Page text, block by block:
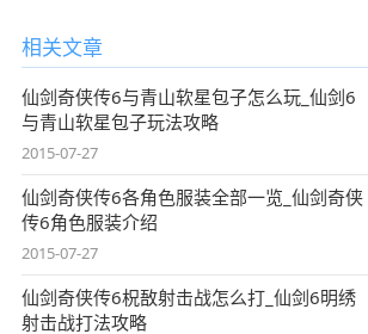
相关文章
仙剑奇侠传6与青山软星包子怎么玩_仙剑6
与青山软星包子玩法攻略
2015-07-27
仙剑奇侠传6各角色服装全部一览_仙剑奇侠
传6角色服装介绍
2015-07-27
仙剑奇侠传6柷敔射击战怎么打_仙剑6明绣
射击战打法攻略